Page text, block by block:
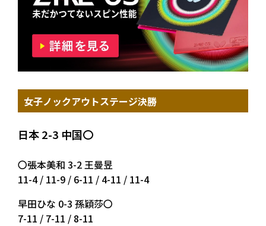
女子ノックアウトステージ決勝
日本 2-3 中国〇
〇張本美和 3-2 王曼昱
11-4 / 11-9 / 6-11 / 4-11 / 11-4
早田ひな 0-3 孫穎莎〇
7-11 / 7-11 / 8-11